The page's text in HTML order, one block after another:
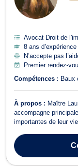
Avocat Droit de
8 ans d’expérience
N’accepte pas
Premier rendez-
Compétences : Baux
À propos : Maître
accompagne
importantes de leur
vices cachés,
repose sur une